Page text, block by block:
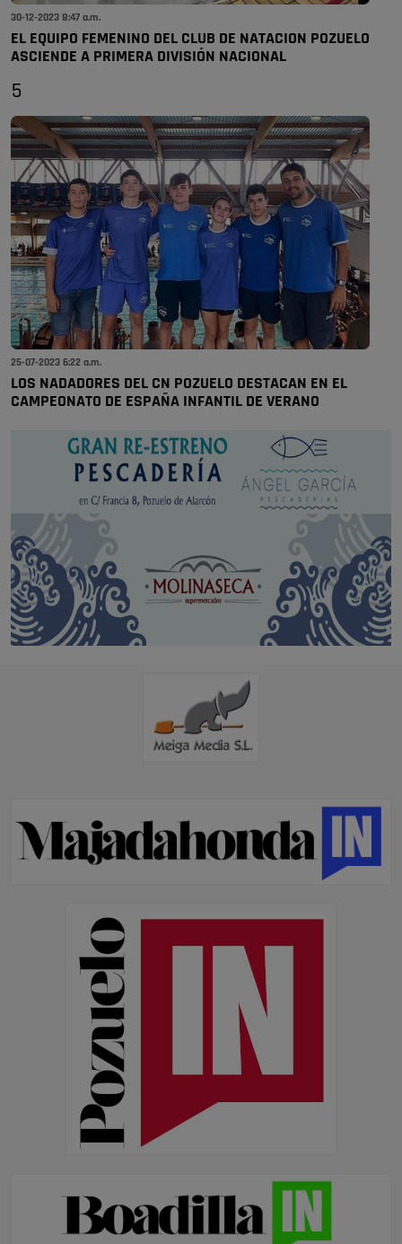
30-12-2023 8:47 a.m.
EL EQUIPO FEMENINO DEL CLUB DE NATACION POZUELO
ASCIENDE A PRIMERA DIVISIÓN NACIONAL
5
25-07-2023 6:22 a.m.
LOS NADADORES DEL CN POZUELO DESTACAN EN EL
CAMPEONATO DE ESPAÑA INFANTIL DE VERANO